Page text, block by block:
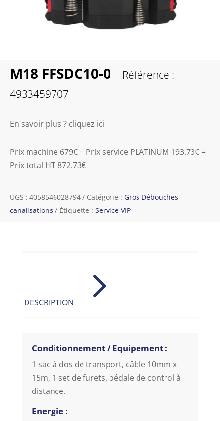
M18 FFSDC10-0 – Référence :
4933459707
En savoir plus ? cliquez ici
Prix machine 679€ + Prix service PLATINUM 193.73€ =
Prix total HT 872.73€
UGS : 4058546028794 Catégorie : Gros Débouches
canalisations
Étiquette : Service VIP
DESCRIPTION 5
Conditionnement / Equipement :
1 sac à dos de transport, câble 10mm x
15m, 1 set de furets, pédale de control à
distance.
Energie :